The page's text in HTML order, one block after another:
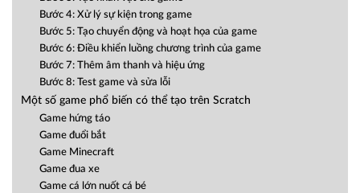
Bước 4: Xử lý sự kiện trong game
Bước 5: Tạo chuyển động và hoạt họa của game
Bước 6: Điều khiển luồng chương trình của game
Bước 7: Thêm âm thanh và hiệu ứng
Bước 8: Test game và sửa lỗi
Một số game phổ biến có thể tạo trên Scratch
Game hứng táo
Game đuổi bắt
Game Minecraft
Game đua xe
Game cá lớn nuốt cá bé